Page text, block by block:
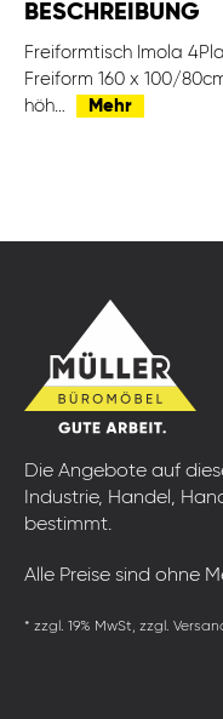
BESCHREIBUNG
Freiformtisch Imola
Freiform 160 x 100/
höh…
Mehr
Die Angebote auf
Industrie, Handel,
bestimmt.
Alle Preise sind ohne
* zzgl. 19% MwSt, zzgl.